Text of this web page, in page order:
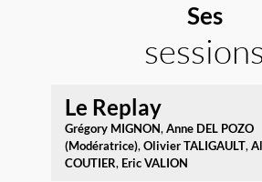
Ses
sessions
Le Replay
Grégory MIGNON Anne DEL POZO
(Modératrice) OlivierTALIGAULT
COUTIER EricVALION